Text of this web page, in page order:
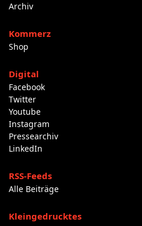
Archiv
Kommerz
Shop
Digital
Facebook
Twitter
Youtube
Instagram
Pressearchiv
LinkedIn
RSS-Feeds
Alle Beiträge
Kleingedrucktes